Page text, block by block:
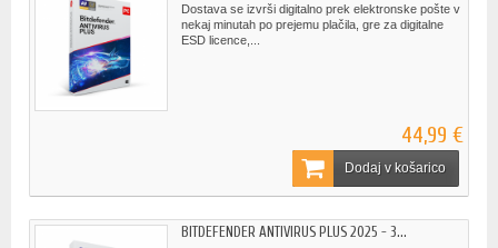
Dostava se izvrši digitalno prek elektronske pošte v
nekaj minutah po prejemu plačila, gre za digitalne
ESD licence,...
44,99 €
Dodaj v košarico
BITDEFENDER ANTIVIRUS PLUS 2025 - 3...